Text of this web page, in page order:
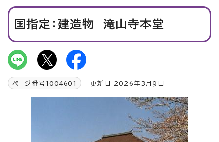
国指定：建造物 滝山寺本堂
ページ番号 1004601 更新日 2026年3月9日